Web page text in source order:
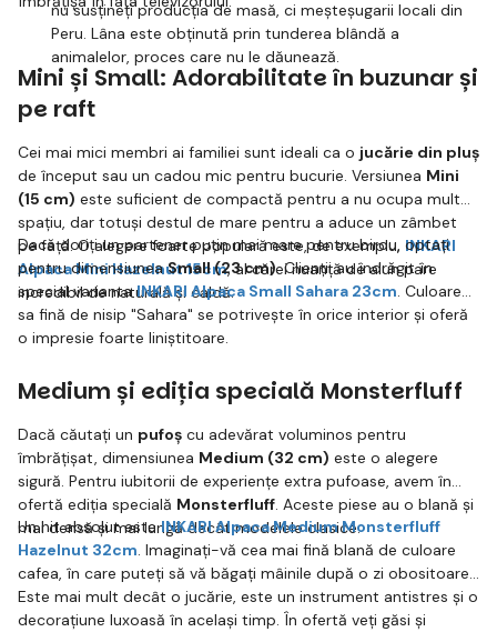
nu susțineți producția de masă, ci meșteșugarii locali din
Peru. Lâna este obținută prin tunderea blândă a
animalelor, proces care nu le dăunează.
Mini și Small: Adorabilitate în buzunar și
pe raft
Cei mai mici membri ai familiei sunt ideali ca o jucărie din pluș
de început sau un cadou mic pentru bucurie. Versiunea Mini
(15 cm) este suficient de compactă pentru a nu ocupa mult
spațiu, dar totuși destul de mare pentru a aduce un zâmbet
pe față. O alegere foarte populară este, de exemplu, INKARI
Alpaca Mini Hazelnut 15cm, al cărei nuanță de alun pare
incredibil de naturală și caldă.
Dacă doriți un partener puțin mai mare pentru birou, optați
pentru dimensiuneaSmall (23 cm). Clienții au îndrăgit în
special variantaINKARI Alpaca Small Sahara 23cm. Culoarea
sa fină de nisip "Sahara" se potrivește în orice interior și oferă
o impresie foarte liniștitoare.
Medium și ediția specială Monsterfluff
Dacă căutați un pufoș cu adevărat voluminos pentru
îmbrățișat, dimensiunea Medium (32 cm) este o alegere
sigură. Pentru iubitorii de experiențe extra pufoase, avem în
ofertă ediția specială Monsterfluff. Aceste piese au o blană și
mai densă și mai lungă decât modelele clasice.
Un hit absolut esteINKARI Alpaca Medium Monsterfluff
Hazelnut 32cm. Imaginați-vă cea mai fină blană de culoare
cafea, în care puteți să vă băgați mâinile după o zi obositoare.
Este mai mult decât o jucărie, este un instrument antistres și o
decorațiune luxoasă în același timp. În ofertă veți găsi și